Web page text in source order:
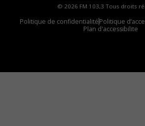
© 2026 FM 103,3 Tous droits
Politique de confidentialitéPolitique
Plan d'accessibilite